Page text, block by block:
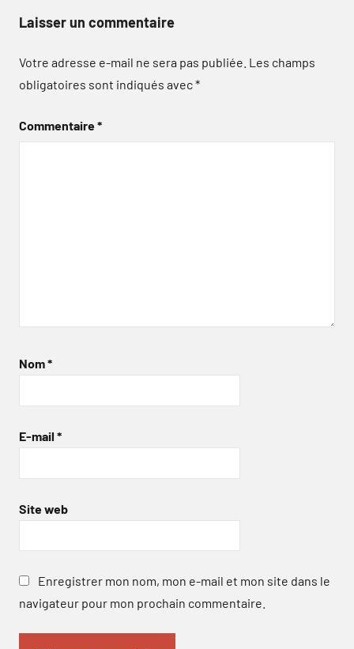
Laisser un commentaire
Votre adresse e-mail ne sera pas publiée. Les champs
obligatoires sont indiqués avec*
Commentaire*
Nom*
E-mail *
Site web
Enregistrer mon nom, mon e-mail et mon site dans le
navigateur pour mon prochain commentaire.